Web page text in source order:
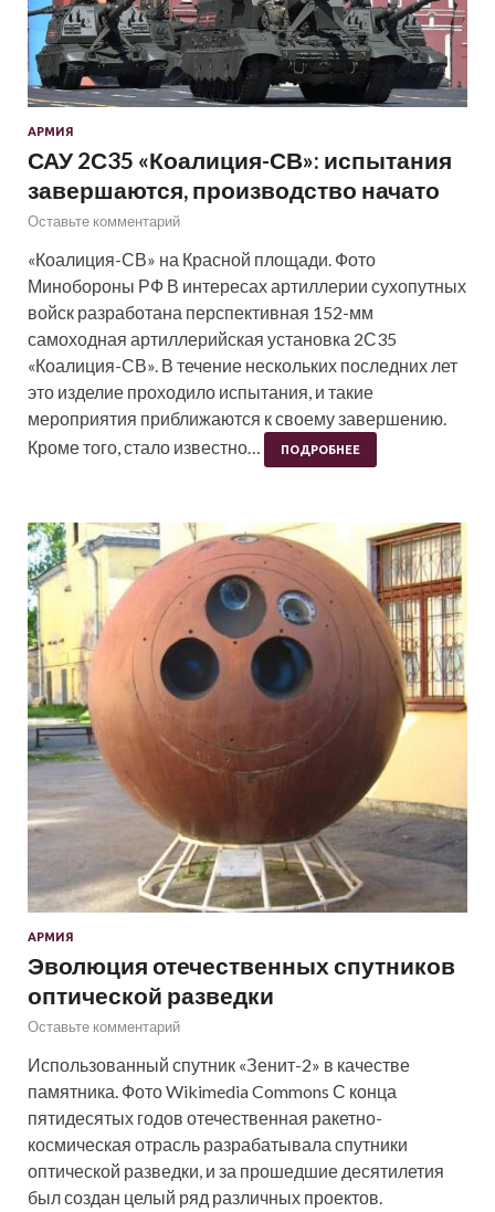
АРМИЯ
САУ 2С35 «Коалиция-СВ»: испытания
завершаются, производство начато
Оставьте комментарий
«Коалиция-СВ» на Красной площади. Фото
Минобороны РФ В интересах артиллерии сухопутных
войск разработана перспективная 152-мм
самоходная артиллерийская установка 2С35
«Коалиция-СВ». В течение нескольких последних лет
это изделие проходило испытания, и такие
мероприятия приближаются к своему завершению.
Кроме того, стало известно…
ПОДРОБНЕЕ
АРМИЯ
Эволюция отечественных спутников
оптической разведки
Оставьте комментарий
Использованный спутник «Зенит-2» в качестве
памятника. Фото Wikimedia Commons С конца
пятидесятых годов отечественная ракетно-
космическая отрасль разрабатывала спутники
оптической разведки, и за прошедшие десятилетия
был создан целый ряд различных проектов.